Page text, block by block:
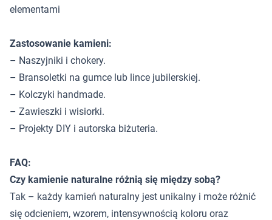
elementami
Zastosowanie kamieni:
– Naszyjniki i chokery.
– Bransoletki na gumce lub lince jubilerskiej.
– Kolczyki handmade.
– Zawieszki i wisiorki.
– Projekty DIY i autorska biżuteria.
FAQ:
Czy kamienie naturalne różnią się między sobą?
Tak – każdy kamień naturalny jest unikalny i może różnić
się odcieniem, wzorem, intensywnością koloru oraz